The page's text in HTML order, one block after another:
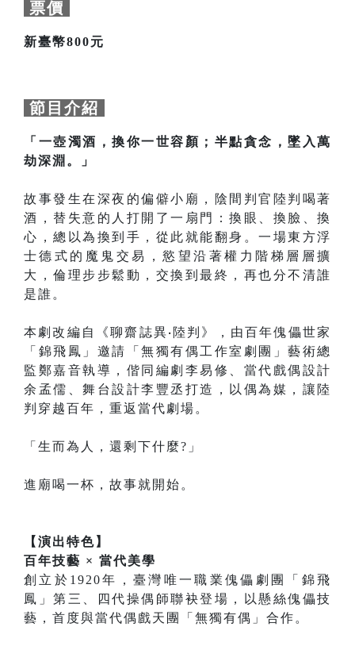
票價
新臺幣800元
節目介紹
「一壺濁酒，換你一世容顏；半點貪念，墜入萬
劫深淵。」
故事發生在深夜的偏僻小廟，陰間判官陸判喝著
酒，替失意的人打開了一扇門：換眼、換臉、換
心，總以為換到手，從此就能翻身。一場東方浮
士德式的魔鬼交易，慾望沿著權力階梯層層擴
大，倫理步步鬆動，交換到最終，再也分不清誰
是誰。
本劇改編自《聊齋誌異‧ 陸判》，由百年傀儡世家
「錦飛鳳」邀請「無獨有偶工作室劇團」藝術總
監鄭嘉音執導，偕同編劇李易修、當代戲偶設計
余孟儒、舞台設計李豐丞打造，以偶為媒，讓陸
判穿越百年，重返當代劇場。
「生而為人，還剩下什麼?」
進廟喝一杯，故事就開始。
【演出特色】
百年技藝 × 當代美學
創立於1920年，臺灣唯一職業傀儡劇團「錦飛
鳳」第三、四代操偶師聯袂登場，以懸絲傀儡技
藝，首度與當代偶戲天團「無獨有偶」合作。